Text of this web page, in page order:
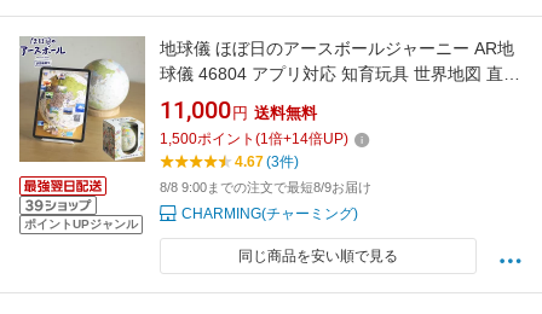
ポイントUPジャンル
地球儀 ほぼ日のアースボールジャーニー AR地
球儀 46804 アプリ対応 知育玩具 世界地図 直径
20cm タブレット スマホ 学習 室内遊び 玩具 子
供 孫 おもちゃ こども 男の子 女の子 遊び ギフ
ト プレゼント バースデー 誕生日 入学 入園 祝
11,000 円 送料無料
1,500ポイント (1倍+14倍UP)
4.67(3件)
8/8 9:00までの注文で最短8/9お届け
CHARMING(チャーミング)
同じ商品を安い順で見る